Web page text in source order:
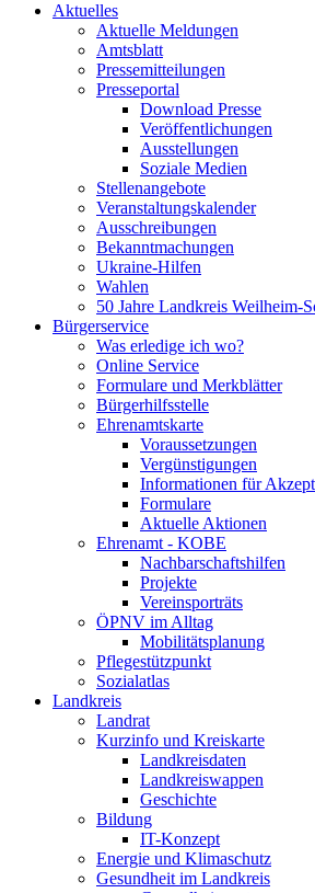
Aktuelles
Aktuelle Meldungen
Amtsblatt
Pressemitteilungen
Presseportal
Download Presse
Veröffentlichungen
Ausstellungen
Soziale Medien
Stellenangebote
Veranstaltungskalender
Ausschreibungen
Bekanntmachungen
Ukraine-Hilfen
Wahlen
50 Jahre Landkreis Weilheim-
Bürgerservice
Was erledige ich wo?
Online Service
Formulare und Merkblätter
Bürgerhilfsstelle
Ehrenamtskarte
Voraussetzungen
Vergünstigungen
Informationen für
Formulare
Aktuelle Aktionen
Ehrenamt - KOBE
Nachbarschaftshilfen
Projekte
Vereinsporträts
ÖPNV im Alltag
Mobilitätsplanung
Pflegestützpunkt
Sozialatlas
Landkreis
Landrat
Kurzinfo und Kreiskarte
Landkreisdaten
Landkreiswappen
Geschichte
Bildung
IT-Konzept
Energie und Klimaschutz
Gesundheit im Landkreis